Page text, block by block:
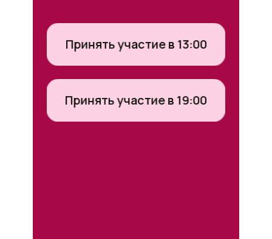
Принять участие в 13:00
Принять участие в 19:00